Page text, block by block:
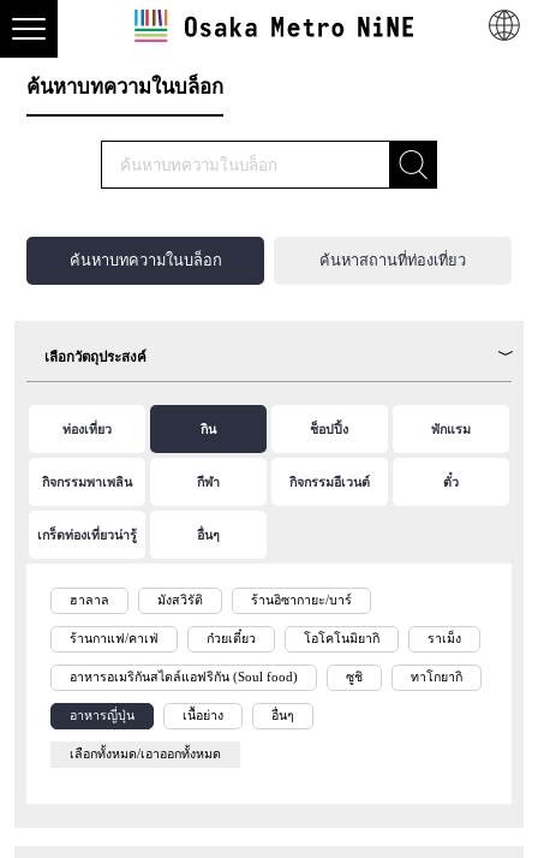
ค้นหาบทความในบล็อก
ค้นหาบทความในบล็อก ค้นหาสถานที่ท่องเที่ยว
เลือกวัตถุประสงค์
ท่องเที่ยว กิน ช็อปปิ้ง พักแรม
กิจกรรมพาเพลิน กีฬา กิจกรรมอีเวนต์ ตั๋ว
เกร็ดท่องเที่ยวน่ารู้ อื่นๆ
ฮาลาล มังสวิรัติ ร้านอิซากายะ/บาร์
ร้านกาแฟ/คาเฟ่ ก๋วยเตี๋ยว โอโคโนมิยากิ ราเม็ง
อาหารอเมริกันสไตล์แอฟริกัน (Soul food) ซูชิ ทาโกยากิ
อาหารญี่ปุ่น เนื้อย่าง อื่นๆ
เลือกทั้งหมด/เอาออกทั้งหมด